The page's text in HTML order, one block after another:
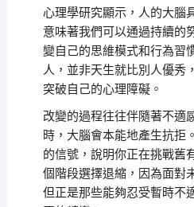
心理學研究顯示，人的大腦
意味著我們可以通過持續的
變自己的思維模式和行為習
人，並非天生就比別人優秀
突破自己的心理障礙。
改變的過程往往伴隨著不適
時，大腦會本能地產生抗拒
的信號，說明你正在挑戰舊
個階段選擇退縮，因為面對
但正是那些能夠忍受暫時不